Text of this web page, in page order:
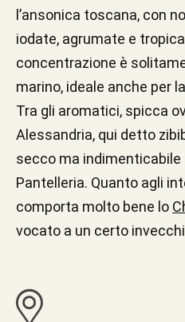
l’ansonica toscana, con
iodate, agrumate e
concentrazione è
marino, ideale anche per
Tra gli aromatici, spicca
Alessandria, qui detto
secco ma
Pantelleria. Quanto agli
comporta molto bene lo
vocato a un certo